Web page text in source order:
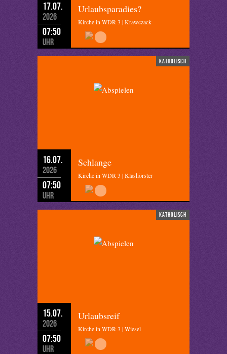
17.07.
2026
07:50
Uhr
Urlaubsparadies?
Kirche in WDR 3 | Krawczack
katholisch
16.07.
2026
07:50
Uhr
Schlange
Kirche in WDR 3 | Klashörster
katholisch
15.07.
2026
07:50
Uhr
Urlaubsreif
Kirche in WDR 3 | Wiesel